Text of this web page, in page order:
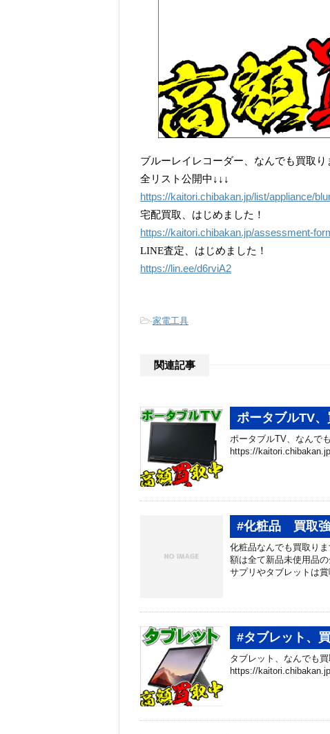
ブルーレイレコーダー、なんでも買取り
全リスト公開中↓↓↓
https://kaitori.chibakan.jp/list/appliance/
宅配買取、はじめました！
https://kaitori.chibakan.jp/assessment-
LINE査定、はじめました！
https://lin.ee/d6rviA2
-家電工具
関連記事
ポータブルTV、
ポータブルTV、なんで
https://
#化粧品 買取
化粧品なんでも買取り
額は全て新品未使用品
サプリやタブレットは
#タブレット、
タブレット、なんでも
https://